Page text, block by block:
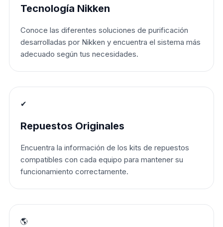
Tecnología Nikken
Conoce las diferentes soluciones de purificación
desarrolladas por Nikken y encuentra el sistema más
adecuado según tus necesidades.
✔
Repuestos Originales
Encuentra la información de los kits de repuestos
compatibles con cada equipo para mantener su
funcionamiento correctamente.
🌎